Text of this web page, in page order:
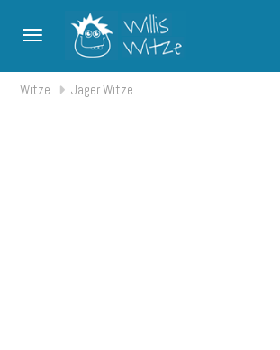
Toggle navigation
Witze Jäger Witze